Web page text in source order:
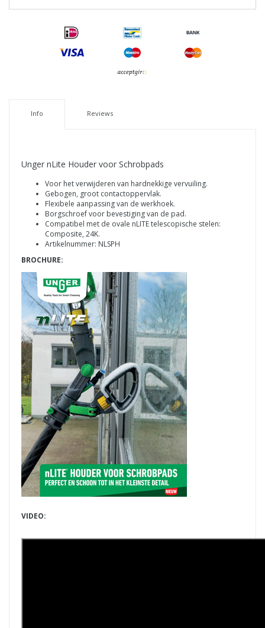
Info Reviews
Unger nLite Houder voor Schrobpads
Voor het verwijderen van hardnekkige vervuiling.
Gebogen, groot contactoppervlak.
Flexibele aanpassing van de werkhoek.
Borgschroef voor bevestiging van de pad.
Compatibel met de ovale nLITE telescopische stelen:
Composite, 24K.
Artikelnummer: NLSPH
BROCHURE:
VIDEO: